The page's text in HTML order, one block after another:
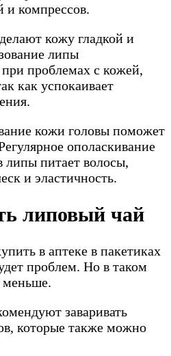
и компрессов.
кожу гладкой и
липы
проблемах с кожей,
как успокаивает
кожи головы поможет
ополаскивание
липы питает волосы,
и эластичность.
липовый чай
в аптеке в пакетиках
проблем. Но в таком
меньше.
заваривать
которые также можно